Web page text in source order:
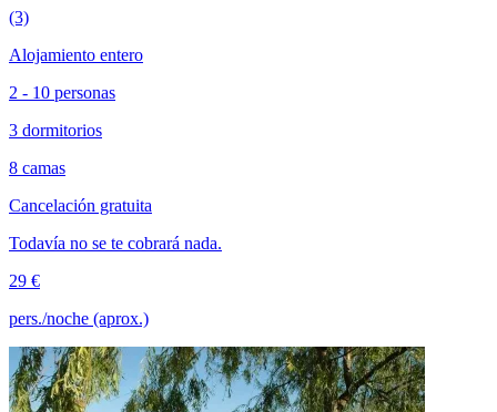
(3)
Alojamiento entero
2 - 10 personas
3 dormitorios
8 camas
Cancelación gratuita
Todavía no se te cobrará nada.
29 €
pers./noche (aprox.)